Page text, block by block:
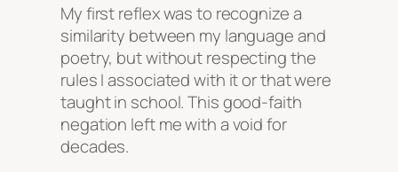
My first reflex was to recognize a
similarity between my language and
poetry, but without respecting the
rules I associated with it or that were
taught in school. This good-faith
negation left me with a void for
decades.